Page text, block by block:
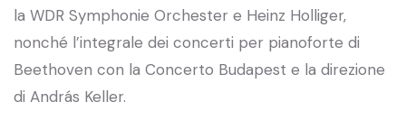
la WDR Symphonie Orchester e Heinz Holliger,
nonché l’integrale dei concerti per pianoforte di
Beethoven con la Concerto Budapest e la direzione
di András Keller.